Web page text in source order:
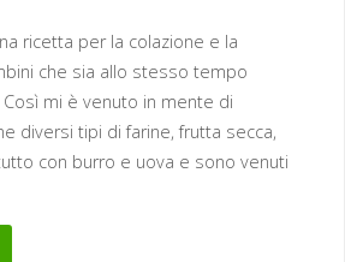
ricetta per la colazione e la
che sia allo stesso tempo
mi è venuto in mente di
diversi tipi di farine, frutta secca,
con burro e uova e sono venuti